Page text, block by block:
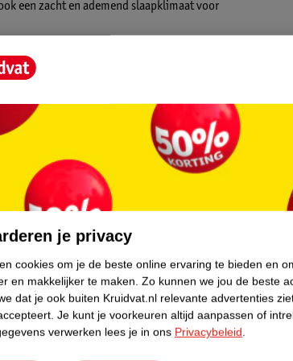
een zacht en ademend slaapklimaat voor
het stretchy en heerlijk zacht aanvoelt.
Het materiaal ademt goed en neemt vocht
het perfect aansluit op het matrasje van
te veel wasmiddel te gebruiken. Hierdoor
Het laken is wasbaar op max. 40 graden.
je privacy
cookies om je de beste online ervaring te bieden en
en makkelijker te maken. Zo kunnen we jou de beste
dat je ook buiten Kruidvat.nl relevante advertenties
Je kunt je voorkeuren altijd aanpassen of
verwerken lees je in ons Privacybeleid.